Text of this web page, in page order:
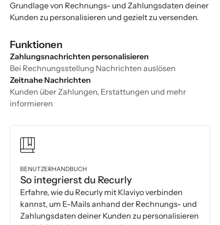
Grundlage von Rechnungs- und Zahlungsdaten deiner
Kunden zu personalisieren und gezielt zu versenden.
Funktionen
Zahlungsnachrichten personalisieren
Bei Rechnungsstellung Nachrichten auslösen
Zeitnahe Nachrichten
Kunden über Zahlungen, Erstattungen und mehr
informieren
BENUTZERHANDBUCH
So integrierst du Recurly
Erfahre, wie du Recurly mit Klaviyo verbinden
kannst, um E-Mails anhand der Rechnungs- und
Zahlungsdaten deiner Kunden zu personalisieren